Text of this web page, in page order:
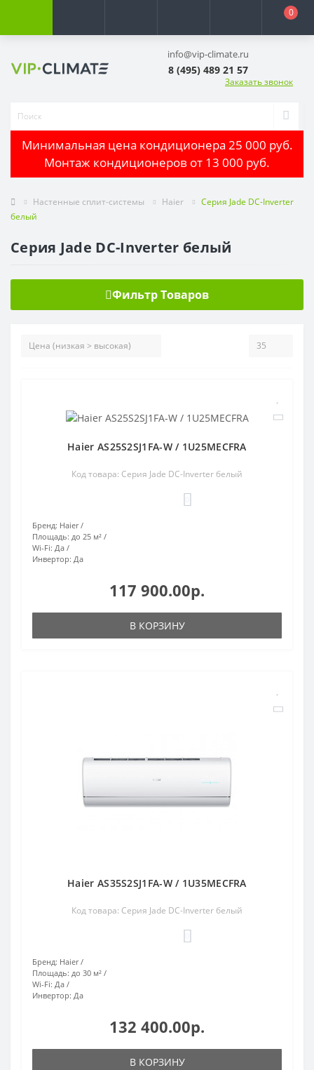
0
info@vip-climate.ru
8 (495) 489 21 57
Заказать звонок
Минимальная цена кондиционера 25 000 руб.
Монтаж кондиционеров от 13 000 руб.
Настенные сплит-системы Haier
Серия Jade DC-Inverter
белый
Серия Jade DC-Inverter белый
Фильтр Товаров
Haier AS25S2SJ1FA-W / 1U25MECFRA
Код товара: Серия Jade DC-Inverter белый
Бренд: Haier
Площадь: до 25 м²
Wi-Fi: Да
Инвертор: Да
117 900.00р.
В КОРЗИНУ
Haier AS35S2SJ1FA-W / 1U35MECFRA
Код товара: Серия Jade DC-Inverter белый
Бренд: Haier
Площадь: до 30 м²
Wi-Fi: Да
Инвертор: Да
132 400.00р.
В КОРЗИНУ